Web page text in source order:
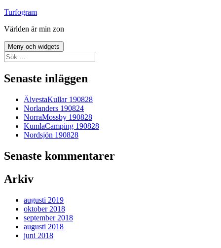
Hoppa
innehåll
Turfogram
Världen är min zon
Meny och widgets
Sök
efter:
Senaste inläggen
ÄlvestaKullar 190828
Norlanders 190824
NorraMossby 190828
KumlaCamping 190828
Nordsjön 190828
Senaste kommentarer
Arkiv
augusti 2019
oktober 2018
september 2018
augusti 2018
juni 2018